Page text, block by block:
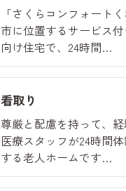
「さくらコンフォート
市に位置するサービス
向け住宅で、24時間…
看取り
尊厳と配慮を持って、
医療スタッフが24時間
する老人ホームです…